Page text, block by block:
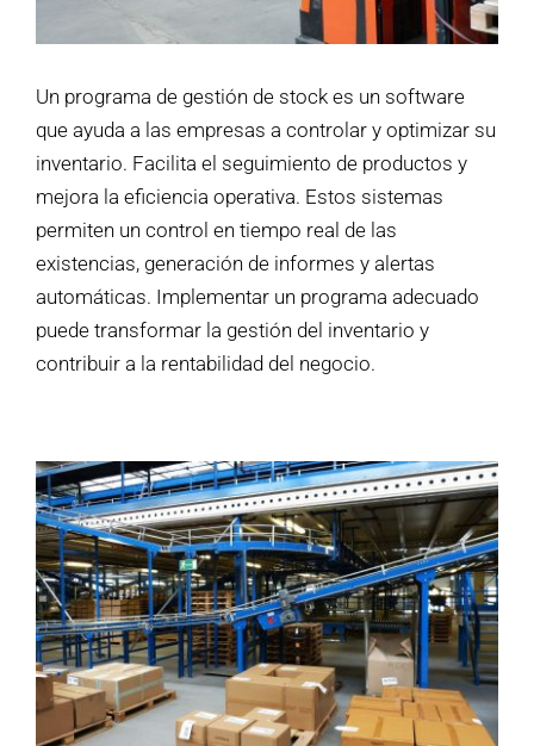
Un programa de gestión de stock es un software
que ayuda a las empresas a controlar y optimizar su
inventario. Facilita el seguimiento de productos y
mejora la eficiencia operativa. Estos sistemas
permiten un control en tiempo real de las
existencias, generación de informes y alertas
automáticas. Implementar un programa adecuado
puede transformar la gestión del inventario y
contribuir a la rentabilidad del negocio.